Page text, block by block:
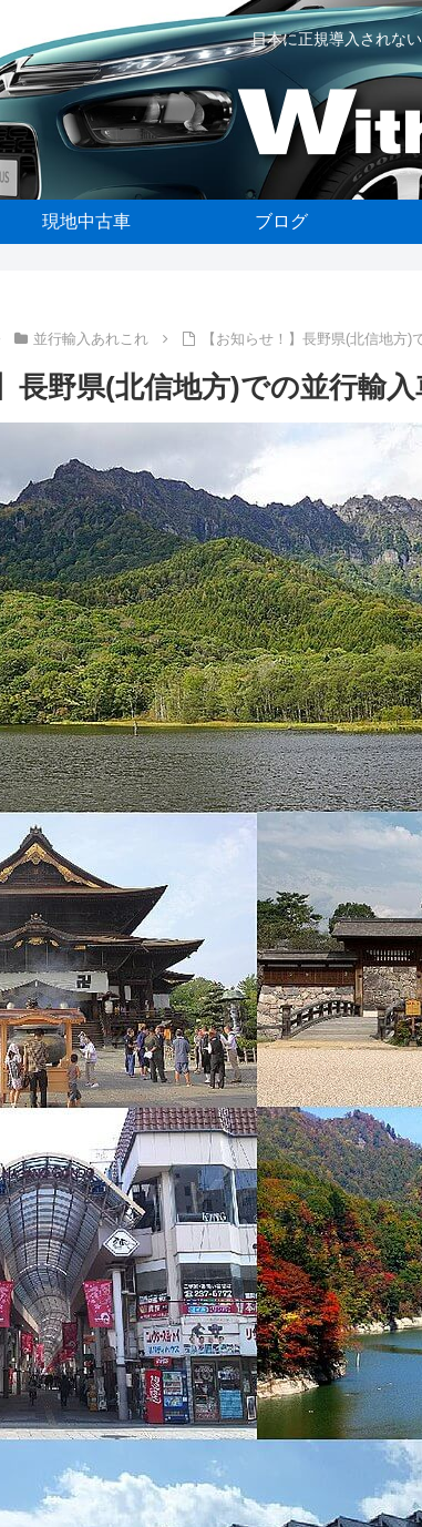
日本に正規導入されな
現地中古車 ブログ
並行輸入あれこれ 【お知らせ！】長野県(北信地方)
長野県(北信地方)での並行輸入